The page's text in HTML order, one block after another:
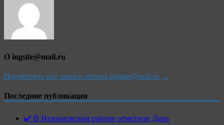
О ingsite@mail.ru
Посмотреть все записи автора ingsite@mail.ru →
Последние публикации
✔️ В Назрановском районе отметили День